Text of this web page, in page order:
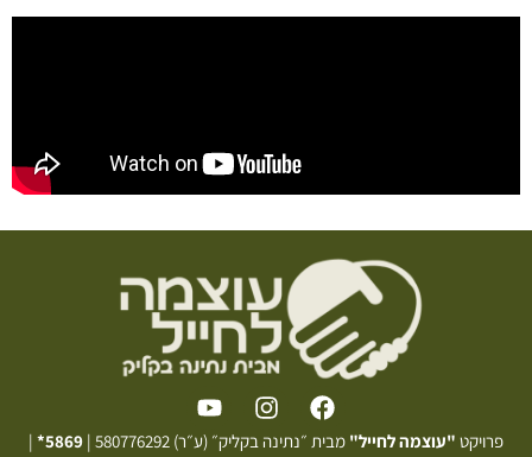
פרויקט "עוצמה לחייל" מבית ״נתינה בקליק״ (ע״ר) 580776292 | 5869*
|